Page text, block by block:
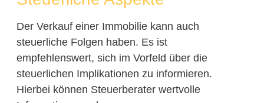
Der Verkauf einer Immobilie kann auch
steuerliche Folgen haben. Es ist
empfehlenswert, sich im Vorfeld über die
steuerlichen Implikationen zu informieren.
Hierbei können Steuerberater wertvolle